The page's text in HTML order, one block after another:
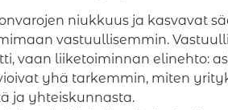
niukkuus ja kasvavat
vastuullisemmin.
vaan liiketoiminnan elinehto:
yhä tarkemmin, miten
ja yhteiskunnasta.